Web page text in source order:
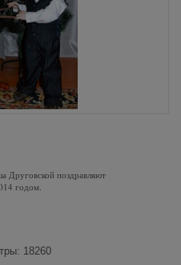
поздравляют
годом.
18260